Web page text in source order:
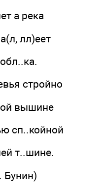
а река
лл)еет
стройно
вышине
сп..койной
т..шине.